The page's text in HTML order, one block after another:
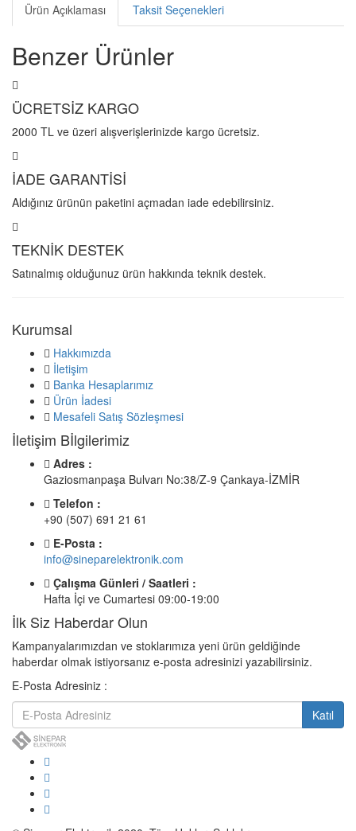
Ürün Açıklaması
Taksit Seçenekleri
Benzer Ürünler
ÜCRETSİZ KARGO
2000 TL ve üzeri alışverişlerinizde kargo ücretsiz.
İADE GARANTİSİ
Aldığınız ürünün paketini açmadan iade edebilirsiniz.
TEKNİK DESTEK
Satınalmış olduğunuz ürün hakkında teknik destek.
Kurumsal
Hakkımızda
İletişim
Banka Hesaplarımız
Ürün İadesi
Mesafeli Satış Sözleşmesi
İletişim Bİlgilerimiz
Adres :
Gaziosmanpaşa Bulvarı No:38/Z-9 Çankaya-İZMİR
Telefon :
+90 (507) 691 21 61
E-Posta :
info@sineparelektronik.com
Çalışma Günleri / Saatleri :
Hafta İçi ve Cumartesi 09:00-19:00
İlk Siz Haberdar Olun
Kampanyalarımızdan ve stoklarımıza yeni ürün geldiğinde
haberdar olmak istiyorsanız e-posta adresinizi yazabilirsiniz.
E-Posta Adresiniz :
Katıl